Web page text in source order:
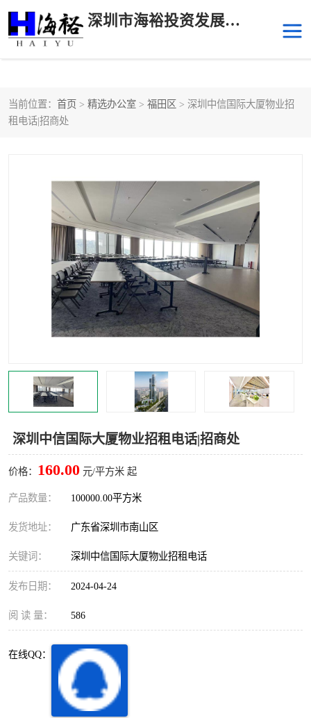
深圳市海裕投资发展有限公司
当前位置： 首页 > 精选办公室 > 福田区 > 深圳中信国际大厦物业招
租电话|招商处
深圳中信国际大厦物业招租电话|招商处
价格： 160.00 元/平方米 起
产品数量： 100000.00平方米
发货地址： 广东省深圳市南山区
关键词： 深圳中信国际大厦物业招租电话
发布日期： 2024-04-24
阅 读 量： 586
在线QQ：
后海
深圳湾科技生态园
福田中心区写字楼租赁 宝安中心区
深圳宝安 福田车公庙
罗湖水贝 南山南油
罗湖区
兴东
车公庙
中心区
南山区 西丽
深圳超级总部基地 后海